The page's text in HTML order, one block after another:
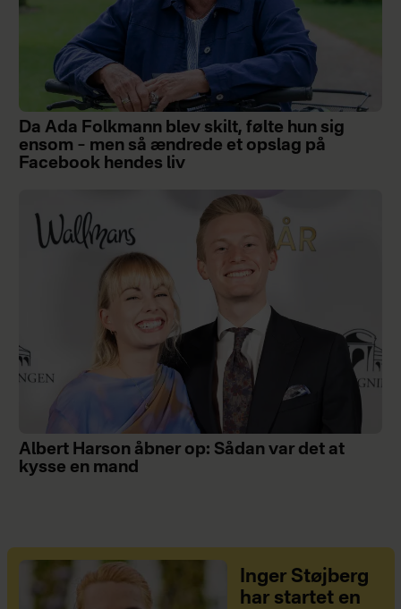
Da Ada Folkmann blev skilt, følte hun sig
ensom – men så ændrede et opslag på
Facebook hendes liv
Albert Harson åbner op: Sådan var det at
kysse en mand
Inger Støjberg
har startet en